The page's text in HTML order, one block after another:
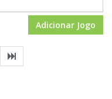
Adicionar Jogo